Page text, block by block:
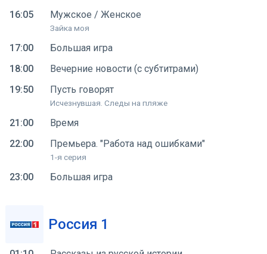
16:05 Мужское / Женское
Зайка моя
17:00
Большая игра
18:00
Вечерние новости (с субтитрами)
19:50
Пусть говорят
Исчезнувшая. Следы на пляже
21:00
Время
22:00
Премьера. "Работа над ошибками"
1-я серия
23:00 Большая игра
Россия 1